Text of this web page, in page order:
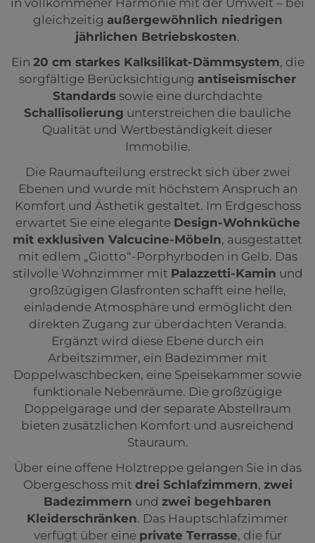
gleichzeitig außergewöhnlich niedrigen
jährlichen Betriebskosten.
Ein 20 cm starkes Kalksilikat-Dämmsystem, die
sorgfältige Berücksichtigung antiseismischer
Standards sowie eine durchdachte
Schallisolierung unterstreichen die bauliche
Qualität und Wertbeständigkeit dieser
Immobilie.
Die Raumaufteilung erstreckt sich über zwei
Ebenen und wurde mit höchstem Anspruch an
Komfort und Ästhetik gestaltet. Im Erdgeschoss
erwartet Sie eine elegante Design-Wohnküche
mit exklusiven Valcucine-Möbeln, ausgestattet
mit edlem „Giotto“-Porphyrboden in Gelb. Das
stilvolle Wohnzimmer mit Palazzetti-Kamin und
großzügigen Glasfronten schafft eine helle,
einladende Atmosphäre und ermöglicht den
direkten Zugang zur überdachten Veranda.
Ergänzt wird diese Ebene durch ein
Arbeitszimmer, ein Badezimmer mit
Doppelwaschbecken, eine Speisekammer sowie
funktionale Nebenräume. Die großzügige
Doppelgarage und der separate Abstellraum
bieten zusätzlichen Komfort und ausreichend
Stauraum.
Über eine offene Holztreppe gelangen Sie in das
Obergeschoss mit drei Schlafzimmern, zwei
Badezimmern und zwei begehbaren
Kleiderschränken. Das Hauptschlafzimmer
verfügt über eine private Terrasse, die für